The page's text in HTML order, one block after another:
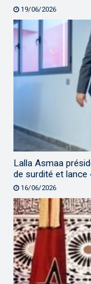
19/06/2026
Lalla Asmaa
de surdité et lance
16/06/2026